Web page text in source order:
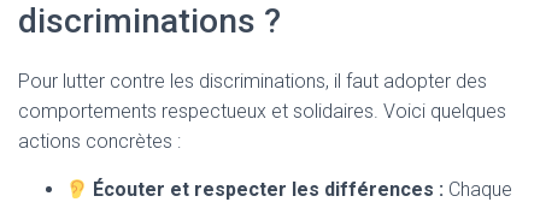
discriminations ?
Pour lutter contre les discriminations, il faut adopter des
comportements respectueux et solidaires. Voici quelques
actions concrètes :
Écouter et respecter les différences : Chaque